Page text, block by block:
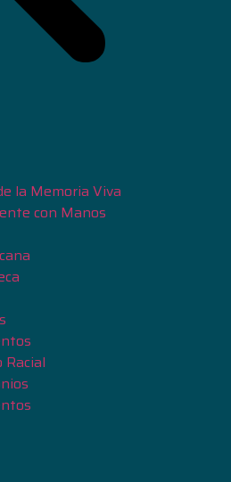
la Memoria Viva
con Manos